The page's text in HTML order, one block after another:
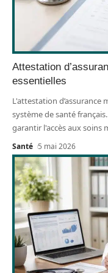
Attestation
essentielles
L'attestation d’assurance
système de santé
garantir l'accès aux soins
Santé 5 mai 2026